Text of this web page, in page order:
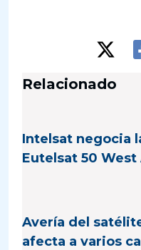
Relacionado
Intelsat negocia
Eutelsat 50 West
Avería del
afecta a varios